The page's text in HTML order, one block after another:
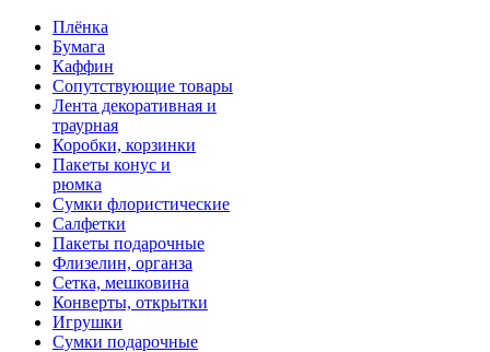
Плёнка
Бумага
Каффин
Сопутствующие товары
Лента декоративная и
траурная
Коробки, корзинки
Пакеты конус и
рюмка
Сумки флористические
Салфетки
Пакеты подарочные
Флизелин, органза
Сетка, мешковина
Конверты, открытки
Игрушки
Сумки подарочные